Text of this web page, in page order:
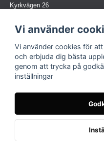
Kyrkvägen 26
(OBS. Endast förbokade besök)
Org.nr:
559030-5248
Jur. namn: Pata Mopeddelar AB
Följ oss
TikTok
Vi använder
Vi använder cookies för
och erbjuda dig bästa
genom att trycka på
inställningar